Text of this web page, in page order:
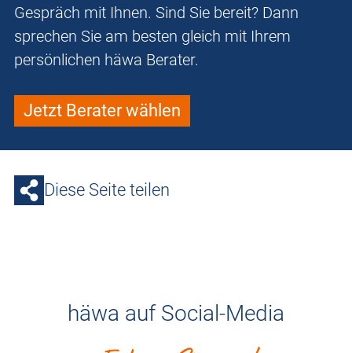
Gespräch mit Ihnen. Sind Sie bereit? Dann
sprechen Sie am besten gleich mit Ihrem
persönlichen häwa Berater.
Jetzt Berater wählen
Diese Seite teilen
häwa auf Social-Media